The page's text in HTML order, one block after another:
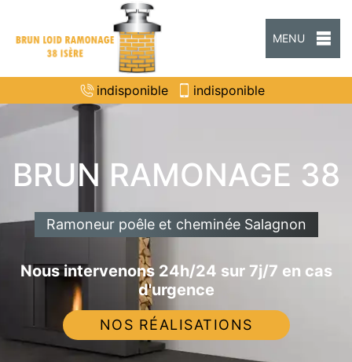
MENU
indisponible indisponible
BRUN RAMONAGE 38
Ramoneur poêle et cheminée Salagnon
Nous intervenons 24h/24 sur 7j/7 en cas
d'urgence
NOS RÉALISATIONS